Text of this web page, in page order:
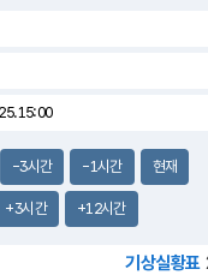
1.8m/s
-3시간 -1시간 현재
+3시간 +12시간
기상실황표